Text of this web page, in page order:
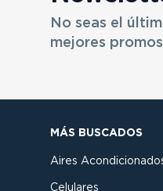
No seas el
mejores
MÁS BUSCADOS
Aires
Celulares